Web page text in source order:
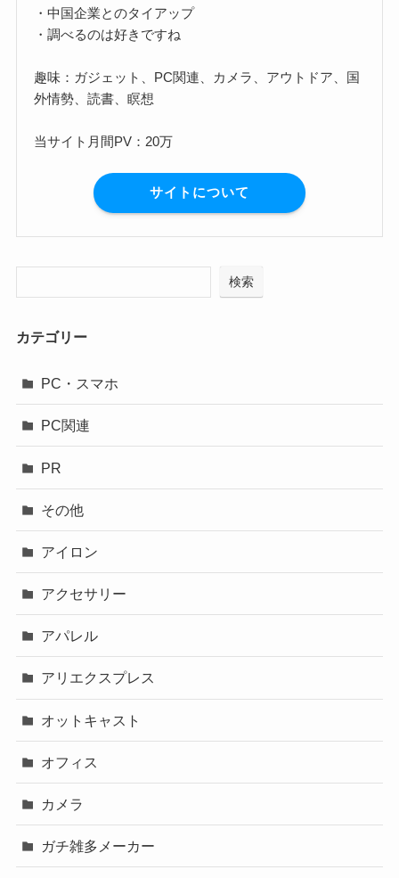
・中国企業とのタイアップ
・調べるのは好きですね
趣味：ガジェット、PC関連、カメラ、アウトドア、国
外情勢、読書、瞑想
当サイト月間PV：20万
サイトについて
検索
カテゴリー
PC・スマホ
PC関連
PR
その他
アイロン
アクセサリー
アパレル
アリエクスプレス
オットキャスト
オフィス
カメラ
ガチ雑多メーカー